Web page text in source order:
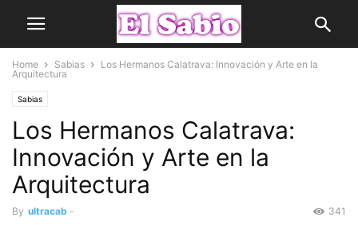
Home Sabias
Los Hermanos Calatrava: Innovación y Arte en la
Arquitectura
Sabias
Los Hermanos Calatrava:
Innovación y Arte en la
Arquitectura
By ultracab - 341